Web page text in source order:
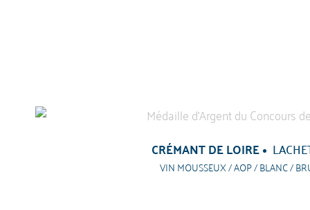
CRÉMANT DE LOIRE
VIN MOUSSEUX / AOP / BLANC /